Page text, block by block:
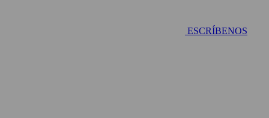
ESCRÍBENOS